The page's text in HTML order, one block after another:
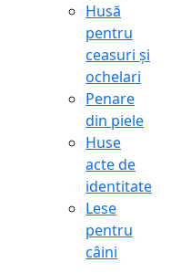
Husă
pentru
ceasuri și
ochelari
Penare
din piele
Huse
acte de
identitate
Lese
pentru
câini